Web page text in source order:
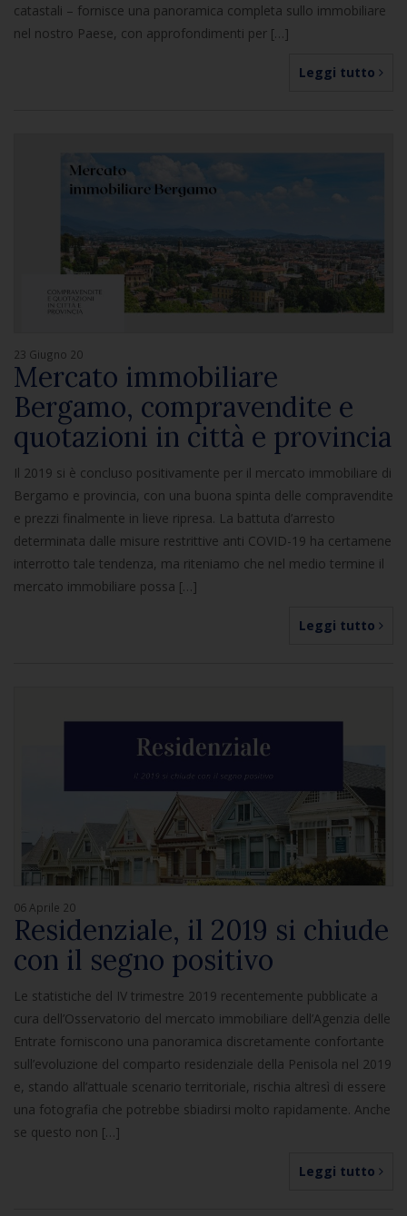
catastali – fornisce una panoramica completa sullo immobiliare
nel nostro Paese, con approfondimenti per […]
Leggi tutto
23 Giugno 20
Mercato immobiliare
Bergamo, compravendite e
quotazioni in città e provincia
Il 2019 si è concluso positivamente per il mercato immobiliare di
Bergamo e provincia, con una buona spinta delle compravendite
e prezzi finalmente in lieve ripresa. La battuta d’arresto
determinata dalle misure restrittive anti COVID-19 ha certamene
interrotto tale tendenza, ma riteniamo che nel medio termine il
mercato immobiliare possa […]
Leggi tutto
06 Aprile 20
Residenziale, il 2019 si chiude
con il segno positivo
Le statistiche del IV trimestre 2019 recentemente pubblicate a
cura dell’Osservatorio del mercato immobiliare dell’Agenzia delle
Entrate forniscono una panoramica discretamente confortante
sull’evoluzione del comparto residenziale della Penisola nel 2019
e, stando all’attuale scenario territoriale, rischia altresì di essere
una fotografia che potrebbe sbiadirsi molto rapidamente. Anche
se questo non […]
Leggi tutto